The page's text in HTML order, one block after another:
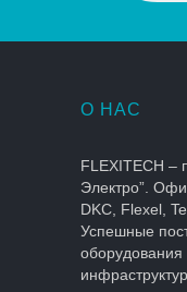
О НАС
FLEXITECH –
Электро”.
DKC, Flexel,
Успешные
оборудования